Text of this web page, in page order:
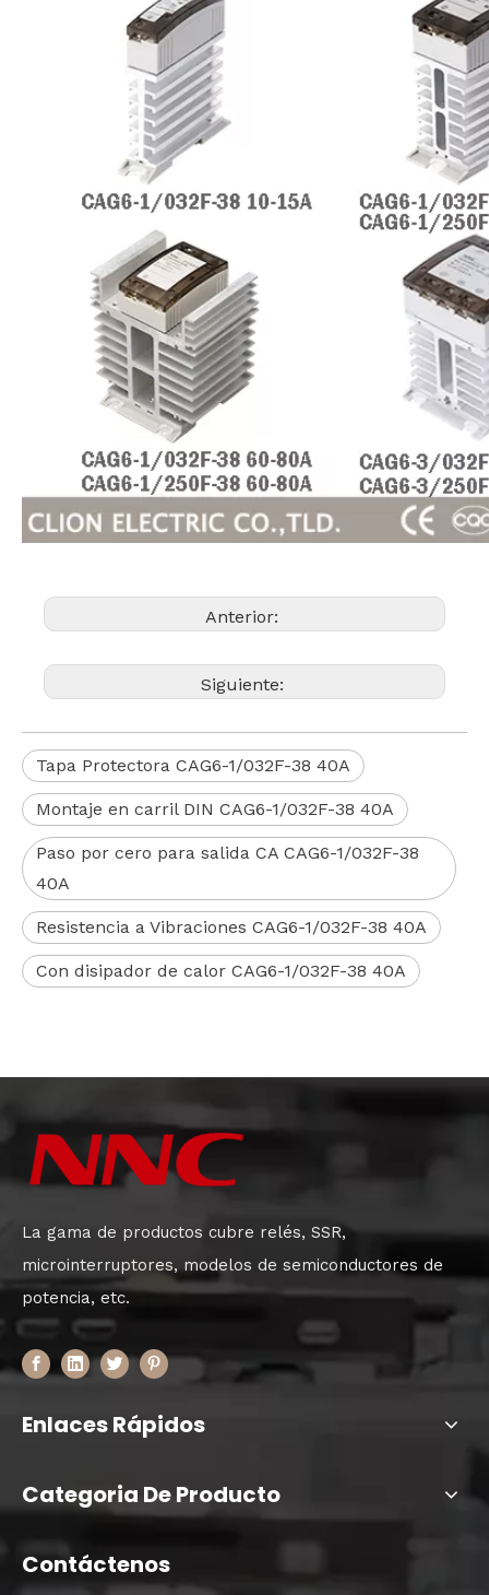
Anterior:
Siguiente:
Tapa Protectora CAG6-1/032F-38 40A
Montaje en carril DIN CAG6-1/032F-38 40A
Paso por cero para salida CA CAG6-1/032F-38
40A
Resistencia a Vibraciones CAG6-1/032F-38 40A
Con disipador de calor CAG6-1/032F-38 40A
La gama de productos cubre relés, SSR,
microinterruptores, modelos de semiconductores de
potencia, etc.
Enlaces Rápidos
Categoria De Producto
Contáctenos